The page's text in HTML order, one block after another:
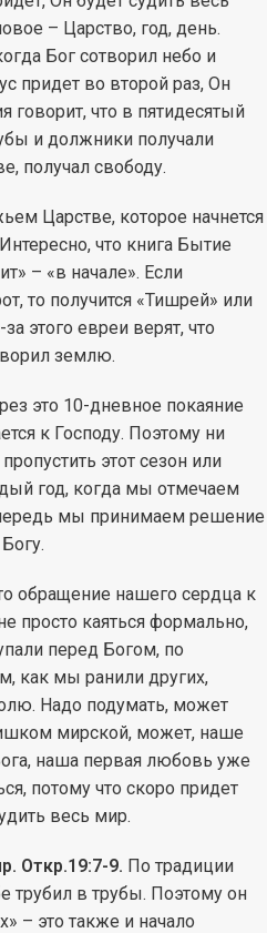
– Царство, год, день.
Бог сотворил небо и
придет во второй раз, Он
говорит, что в пятидесятый
и должники получали
получал свободу.
Царстве, которое начнется
что книга Бытие
– «в начале». Если
то получится «Тишрей» или
этого евреи верят, что
землю.
это 10-дневное покаяние
к Господу. Поэтому ни
этот сезон или
год, когда мы отмечаем
мы принимаем решение
обращение нашего сердца к
просто каяться формально,
перед Богом, по
как мы ранили других,
Надо подумать, может
мирской, может, наше
наша первая любовь уже
потому что скоро придет
весь мир.
Откр.19:7-9. По традиции
трубил в трубы. Поэтому он
– это также и начало